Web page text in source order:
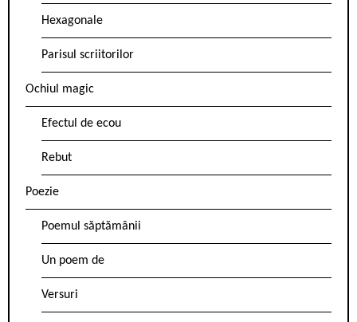
Hexagonale
Parisul scriitorilor
Ochiul magic
Efectul de ecou
Rebut
Poezie
Poemul săptămânii
Un poem de
Versuri